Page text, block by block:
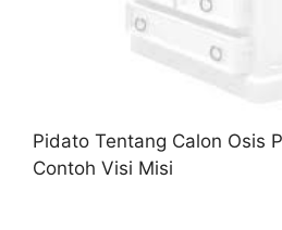
Pidato Tentang Calon Osis
Contoh Visi Misi